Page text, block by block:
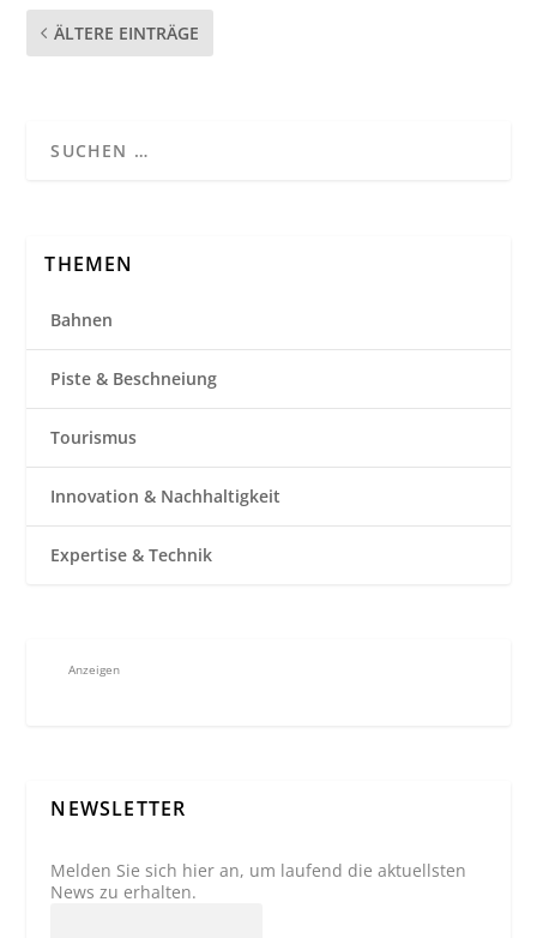
ÄLTERE EINTRÄGE
THEMEN
Bahnen
Piste & Beschneiung
Tourismus
Innovation & Nachhaltigkeit
Expertise & Technik
Anzeigen
NEWSLETTER
Melden Sie sich hier an, um laufend die aktuellsten
News zu erhalten.